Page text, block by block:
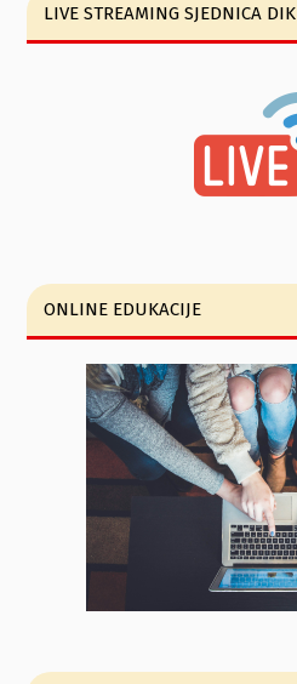
LIVE STREAMING SJEDNICA DIK
ONLINE EDUKACIJE